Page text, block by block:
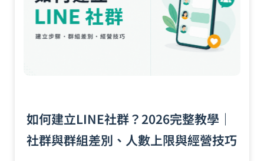
如何建立LINE社群？2026完整教學｜
社群與群組差別、人數上限與經營技巧